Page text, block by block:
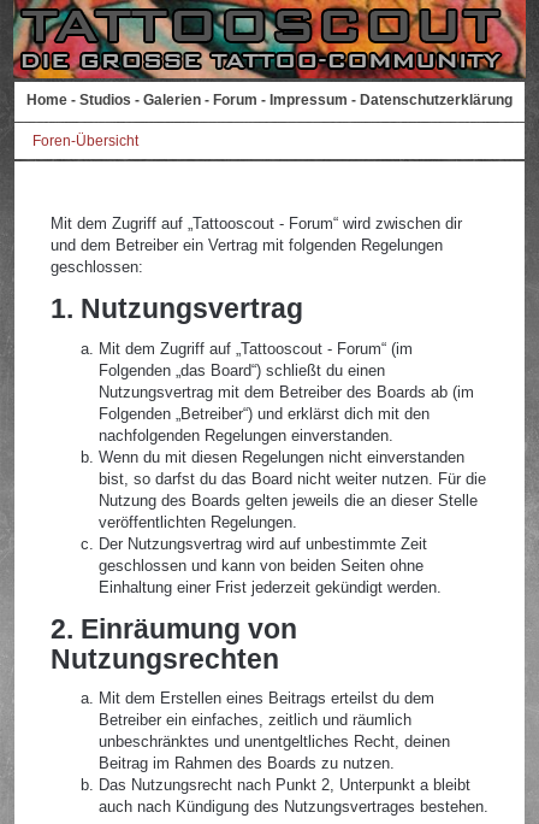
Home - Studios - Galerien - Forum - Impressum - Datenschutzerklärung
Foren-Übersicht
Mit dem Zugriff auf „Tattooscout - Forum“ wird zwischen dir
und dem Betreiber ein Vertrag mit folgenden Regelungen
geschlossen:
1. Nutzungsvertrag
Mit dem Zugriff auf „Tattooscout - Forum“ (im
Folgenden „das Board“) schließt du einen
Nutzungsvertrag mit dem Betreiber des Boards ab (im
Folgenden „Betreiber“) und erklärst dich mit den
nachfolgenden Regelungen einverstanden.
Wenn du mit diesen Regelungen nicht einverstanden
bist, so darfst du das Board nicht weiter nutzen. Für die
Nutzung des Boards gelten jeweils die an dieser Stelle
veröffentlichten Regelungen.
Der Nutzungsvertrag wird auf unbestimmte Zeit
geschlossen und kann von beiden Seiten ohne
Einhaltung einer Frist jederzeit gekündigt werden.
2. Einräumung von
Nutzungsrechten
Mit dem Erstellen eines Beitrags erteilst du dem
Betreiber ein einfaches, zeitlich und räumlich
unbeschränktes und unentgeltliches Recht, deinen
Beitrag im Rahmen des Boards zu nutzen.
Das Nutzungsrecht nach Punkt 2, Unterpunkt a bleibt
auch nach Kündigung des Nutzungsvertrages bestehen.